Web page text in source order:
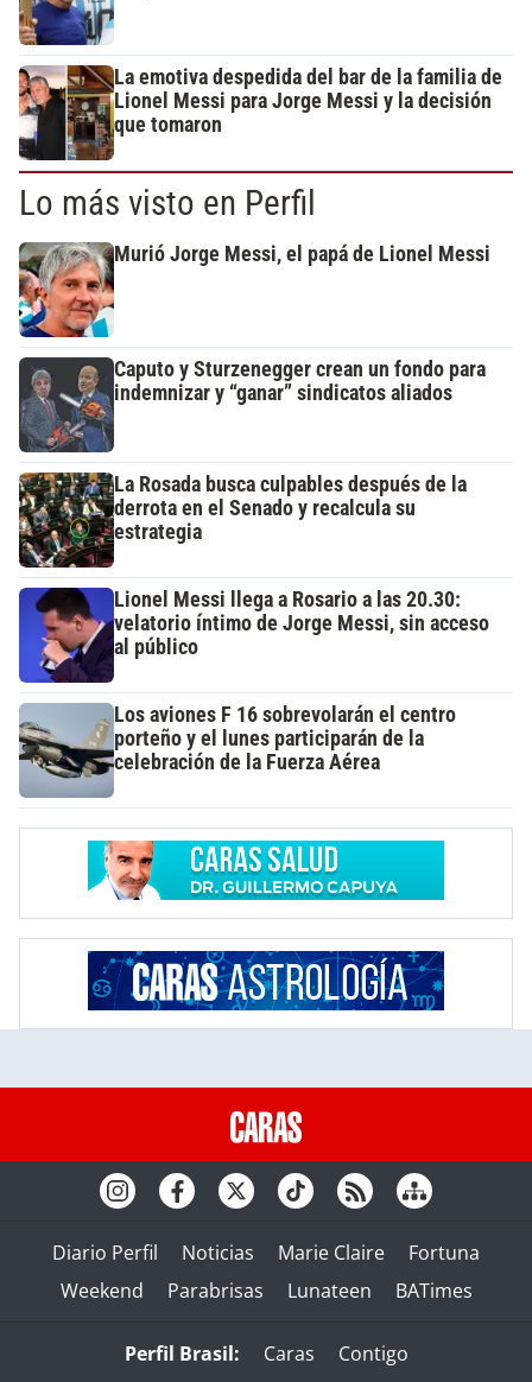
La emotiva despedida del bar de la familia de
Lionel Messi para Jorge Messi y la decisión
que tomaron
Lo más visto en Perfil
Murió Jorge Messi, el papá de Lionel Messi
Caputo y Sturzenegger crean un fondo para
indemnizar y “ganar” sindicatos aliados
La Rosada busca culpables después de la
derrota en el Senado y recalcula su
estrategia
Lionel Messi llega a Rosario a las 20.30:
velatorio íntimo de Jorge Messi, sin acceso
al público
Los aviones F 16 sobrevolarán el centro
porteño y el lunes participarán de la
celebración de la Fuerza Aérea
Diario Perfil Noticias Marie Claire
Fortuna
Weekend
Parabrisas Lunateen BATimes
Perfil Brasil: Caras
Contigo